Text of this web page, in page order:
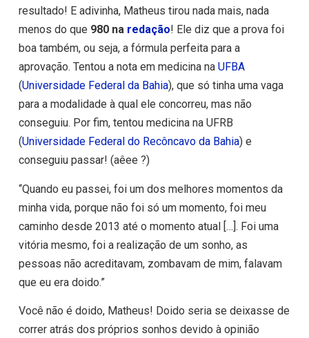
resultado! E adivinha, Matheus tirou nada mais, nada
menos do que 980 na redação! Ele diz que a prova foi
boa também, ou seja, a fórmula perfeita para a
aprovação. Tentou a nota em medicina na UFBA
(Universidade Federal da Bahia), que só tinha uma vaga
para a modalidade à qual ele concorreu, mas não
conseguiu. Por fim, tentou medicina na UFRB
(Universidade Federal do Recôncavo da Bahia) e
conseguiu passar! (aêee ?)
“Quando eu passei, foi um dos melhores momentos da
minha vida, porque não foi só um momento, foi meu
caminho desde 2013 até o momento atual […]. Foi uma
vitória mesmo, foi a realização de um sonho, as
pessoas não acreditavam, zombavam de mim, falavam
que eu era doido.”
Você não é doido, Matheus! Doido seria se deixasse de
correr atrás dos próprios sonhos devido à opinião